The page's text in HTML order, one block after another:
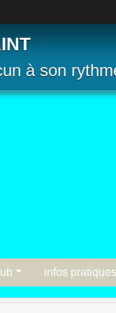
à son
infos pratiques